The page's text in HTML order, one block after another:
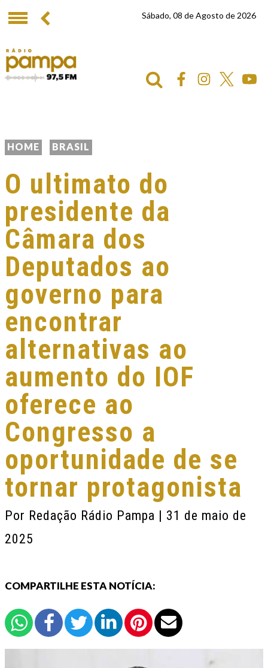
Sábado, 08 de Agosto de 2026
HOME BRASIL
O ultimato do
presidente da
Câmara dos
Deputados ao
governo para
encontrar
alternativas ao
aumento do IOF
oferece ao
Congresso a
oportunidade de se
tornar protagonista
Por Redação Rádio Pampa | 31 de maio de
2025
COMPARTILHE ESTA NOTÍCIA: